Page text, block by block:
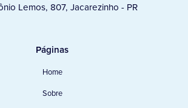
Lemos, 807, Jacarezinho - PR
Páginas
Home
Sobre